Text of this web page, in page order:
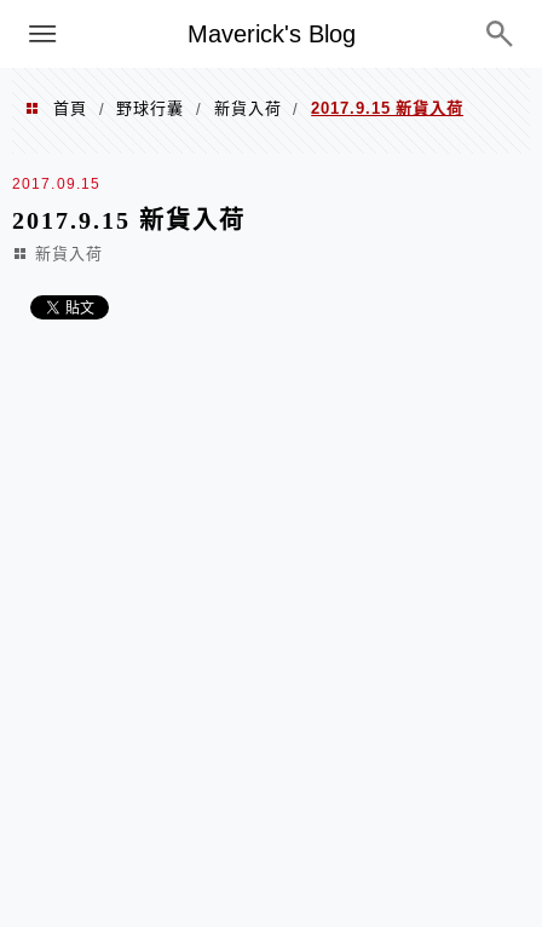
Maverick's Blog
Menu
首頁 / 野球行囊 / 新貨入荷 / 2017.9.15 新貨入荷
2017.09.15
2017.9.15 新貨入荷
新貨入荷